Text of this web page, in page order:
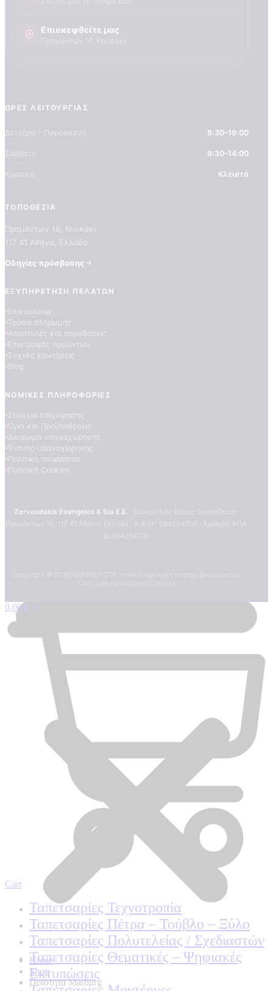
ΕΠΕΞΗΓΗΣΗ ΣΥΜΒΟΛΩΝ
Home
Shop
Ποιοτητα Marburg
Επισκεφθείτε μας
ΏΡΕΣ ΛΕΙΤΟΥΡΓΊΑΣ
Δευτέρα – Παρασκευή 8:30–19:00
Σάββατο 9:30–14:00
Κυριακή Κλειστά
ΤΟΠΟΘΕΣΊΑ
Πραμάντων 16, Κουκάκι
117 41 Αθήνα, Ελλάδα
Οδηγίες πρόσβασης
ΕΞΥΠΗΡΈΤΗΣΗ ΠΕΛΑΤΏΝ
Επικοινωνία
Τρόποι πληρωμής
Αποστολές και παραδόσεις
Επιστροφές προϊόντων
Συχνές ερωτήσεις
Blog
ΝΟΜΙΚΈΣ ΠΛΗΡΟΦΟΡΊΕΣ
Στοιχεία επιχείρησης
Όροι και Προϋποθέσεις
Δικαίωμα υπαναχώρησης
Έντυπο υπαναχώρησης
Πολιτική απορρήτου
Πολιτική Cookies
Zervoudakis Evangelos & Sia E.E.
0,00 € 0
Cart
Ταπετσαρίες Τεχνοτροπία
Ταπετσαρίες Πέτρα – Τούβλο – Ξύλο
Ταπετσαρίες Πολυτελείας / Σχεδιαστών
Ταπετσαρίες Θεματικές – Ψηφιακές
Εκτυπώσεις